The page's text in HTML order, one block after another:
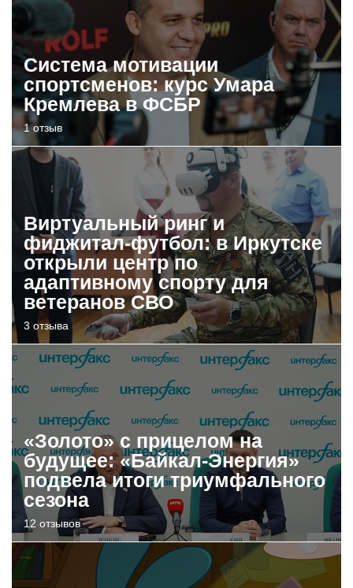
Система мотивации
спортсменов: курс Умара
Кремлева в ФСБР
1 отзыв
Виртуальный ринг и
фиджитал-футбол: в Иркутске
открыли центр по
адаптивному спорту для
ветеранов СВО
3 отзыва
«Золото» с прицелом на
будущее: «Байкал-Энергия»
подвела итоги триумфального
сезона
12 отзывов